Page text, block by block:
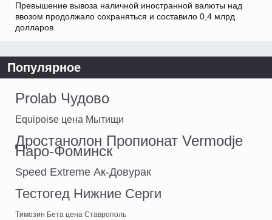
Превышение вывоза наличной иностранной валюты над
ввозом продолжало сохраняться и составило 0,4 млрд
долларов.
Популярное
Prolab Чудово
Equipoise цена Мытищи
Дростанолон Пропионат Vermodje
Наро-Фоминск
Speed Extreme Ак-Довурак
Тестогед Нижние Серги
Tимозин Бета цена Ставрополь